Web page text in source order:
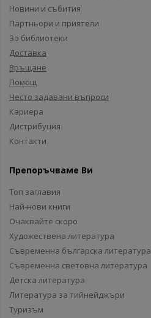
Новини и събития
Партньори и приятели
За библиотеки
Доставка
Връщане
Помощ
Често задавани въпроси
Кариера
Дистрибуция
Контакти
Препоръчваме Ви
Топ заглавия
Най-нови книги
Очаквайте скоро
Художествена литература
Съвременна българска литература
Съвременна световна литература
Детска литература
Литература за тийнейджъри
Туризъм